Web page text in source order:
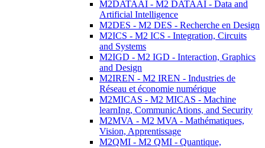
M2DATAAI - M2 DATAAI - Data and
Artificial Intelligence
M2DES - M2 DES - Recherche en Design
M2ICS - M2 ICS - Integration, Circuits
and Systems
M2IGD - M2 IGD - Interaction, Graphics
and Design
M2IREN - M2 IREN - Industries de
Réseau et économie numérique
M2MICAS - M2 MICAS - Machine
learnIng, CommunicAtions, and Security
M2MVA - M2 MVA - Mathématiques,
Vision, Apprentissage
M2QMI - M2 QMI - Quantique,